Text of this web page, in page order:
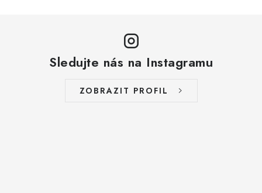
Sledujte nás na Instagramu
ZOBRAZIT PROFIL